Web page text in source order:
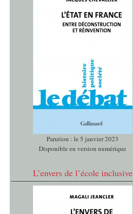
Parution : le 5 janvier 2023
Disponible en version numérique
L’envers de l’école inclusive